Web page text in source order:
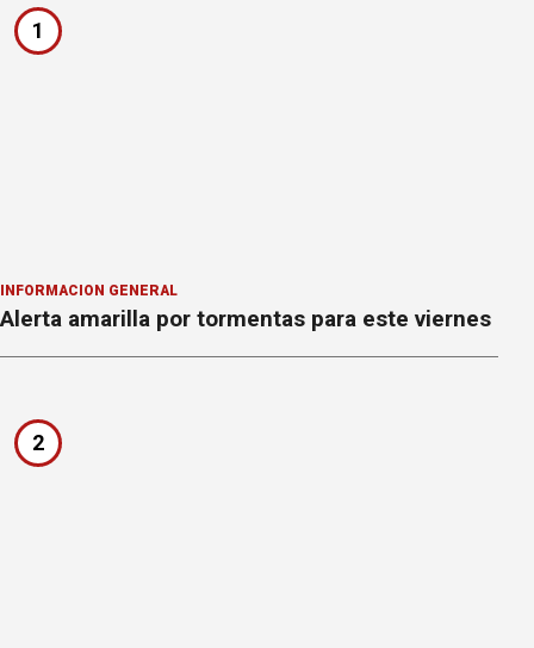
1
INFORMACION GENERAL
Alerta amarilla por tormentas para este viernes
2